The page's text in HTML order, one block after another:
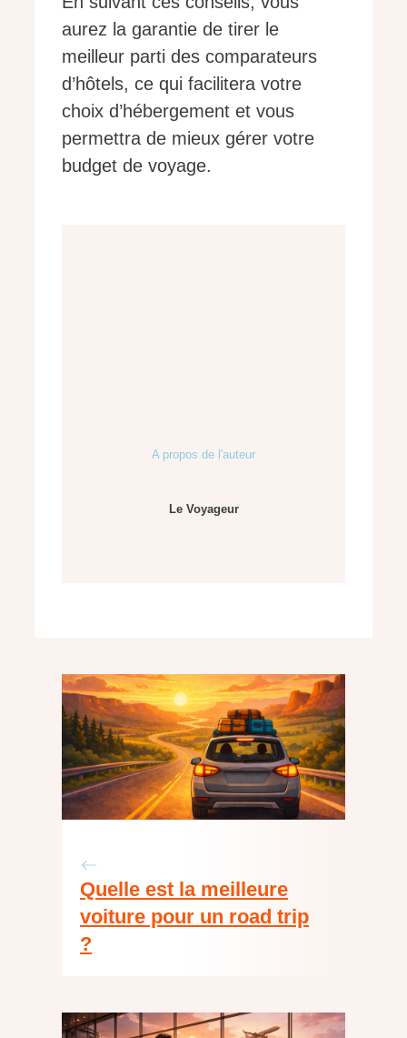
aurez la garantie de tirer le
meilleur parti des comparateurs
d’hôtels, ce qui facilitera votre
choix d’hébergement et vous
permettra de mieux gérer votre
budget de voyage.
A propos de l'auteur
Le Voyageur
Quelle est la meilleure
voiture pour un road trip
?